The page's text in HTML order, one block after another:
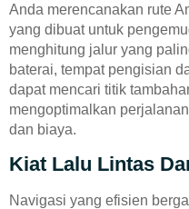
Anda merencanakan rute
yang dibuat untuk
menghitung jalur yang
baterai, tempat pengisian
dapat mencari titik
mengoptimalkan
dan biaya.
Kiat Lalu Lintas
Navigasi yang efisien